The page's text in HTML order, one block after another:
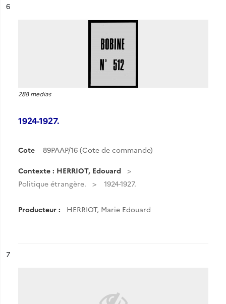
n°
6
288 medias
1924-1927.
Cote 89PAAP/16 (Cote de commande)
Contexte : HERRIOT, Edouard
Politique étrangère.
1924-1927.
Producteur : HERRIOT, Marie Edouard
n°
7